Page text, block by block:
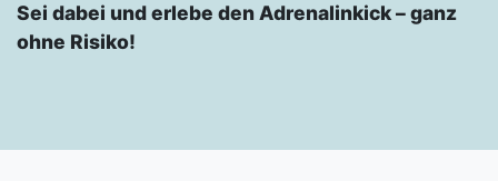
Sei dabei und erlebe den Adrenalinkick – ganz
ohne Risiko!